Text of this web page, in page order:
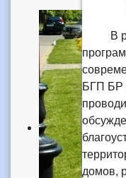
В
БГП БР
домов,